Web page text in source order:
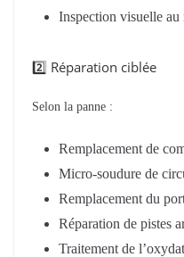
Inspection visuelle au
2️⃣ Réparation ciblée
Selon la panne :
Remplacement de
Micro-soudure de
Remplacement du
Réparation de pistes
Traitement de